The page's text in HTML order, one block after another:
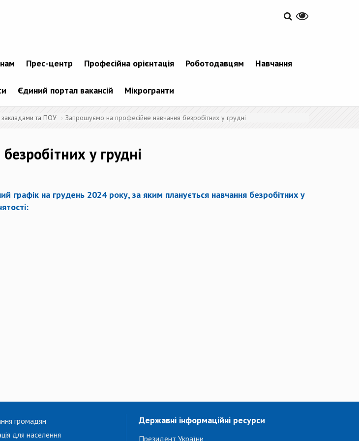
Прес-центр Професійна орієнтація Роботодавцям Навчання
Єдиний портал вакансій Мікрогранти
закладами та ПОУ Запрошуємо на професійне навчання безробітних у грудні
у грудні
графік на грудень 2024 року, за яким планується навчання безробітних у
громадян
для населення
Державні інформаційні ресурси
Президент України